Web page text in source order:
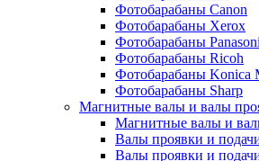
Фотобарабаны Canon
Фотобарабаны Xerox
Фотобарабаны
Фотобарабаны Ricoh
Фотобарабаны Konica
Фотобарабаны Sharp
Магнитные валы и валы
Магнитные валы и
Валы проявки и
Валы проявки и